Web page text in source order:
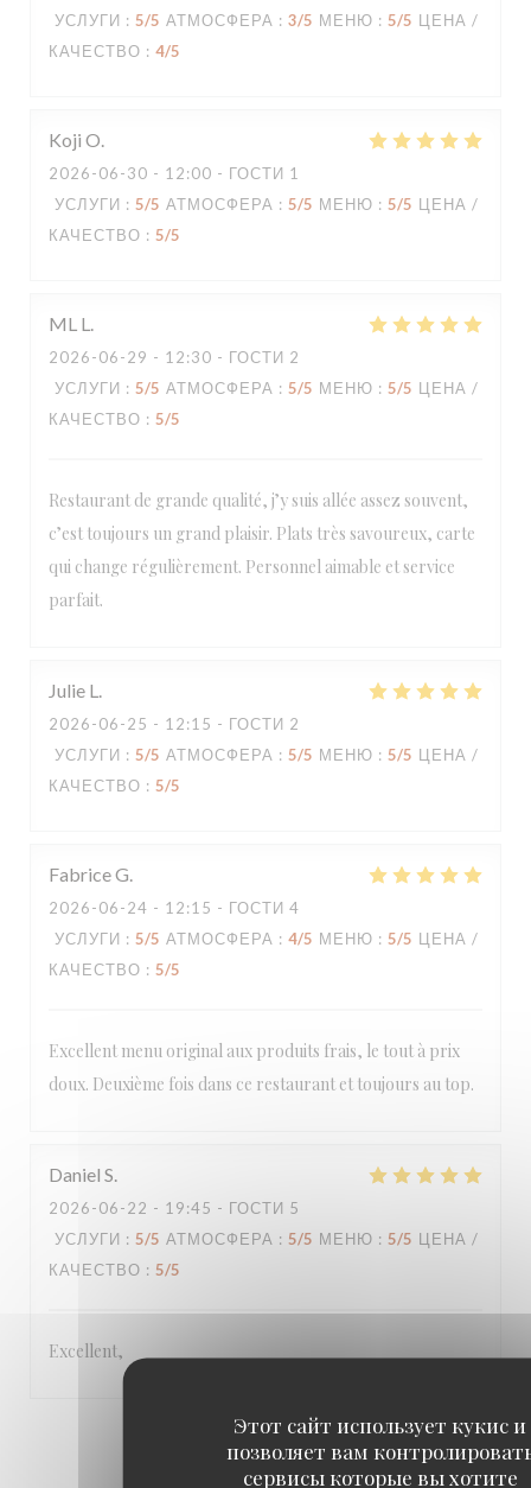
Этот сайт использует кукис и
позволяет вам
сервисы которые вы хотите
УСЛУГИ : 5/5 АТМОСФЕРА : 3/5 МЕНЮ : 5/5 ЦЕНА /
КАЧЕСТВО : 4/5
Koji O
2026-06-30 - 12:00 - ГОСТИ 1
УСЛУГИ : 5/5 АТМОСФЕРА : 5/5 МЕНЮ : 5/5 ЦЕНА /
КАЧЕСТВО : 5/5
ML L
2026-06-29 - 12:30 - ГОСТИ 2
УСЛУГИ : 5/5 АТМОСФЕРА : 5/5 МЕНЮ : 5/5 ЦЕНА /
КАЧЕСТВО : 5/5
Restaurant de grande qualité, j’y suis allée assez souvent,
c’est toujours un grand plaisir. Plats très savoureux, carte
qui change régulièrement. Personnel aimable et service
parfait.
Julie L
2026-06-25 - 12:15 - ГОСТИ 2
УСЛУГИ : 5/5 АТМОСФЕРА : 5/5 МЕНЮ : 5/5 ЦЕНА /
КАЧЕСТВО : 5/5
FabriceG
2026-06-24 - 12:15 - ГОСТИ 4
УСЛУГИ : 5/5 АТМОСФЕРА : 4/5 МЕНЮ : 5/5 ЦЕНА /
КАЧЕСТВО : 5/5
Excellent menu original aux produits frais, le tout à prix
doux. Deuxième fois dans ce restaurant et toujours au top.
Daniel S
2026-06-22 - 19:45 - ГОСТИ 5
УСЛУГИ : 5/5 АТМОСФЕРА : 5/5 МЕНЮ : 5/5 ЦЕНА /
КАЧЕСТВО : 5/5
Excellent,
2 3